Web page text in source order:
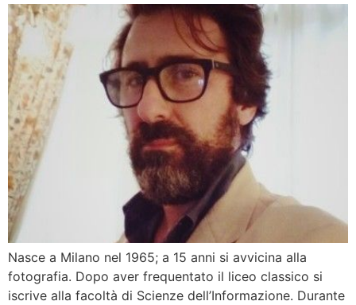
Nasce a Milano nel 1965; a 15 anni si avvicina alla
fotografia. Dopo aver frequentato il liceo classico si
iscrive alla facoltà di Scienze dell’Informazione. Durante